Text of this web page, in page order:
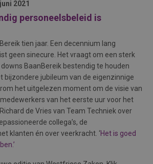
2021
personeelsbeleid is
tien jaar. Een decennium lang
geen sinecure. Het vraagt om een sterk
BaanBereik bestendig te houden
bijzondere jubileum van de eigenzinnige
het uitgelezen moment om de visie van
van het eerste uur voor het
de Vries van Team Techniek over
collega’s, de
klanten én over veerkracht. ‘Het is goed